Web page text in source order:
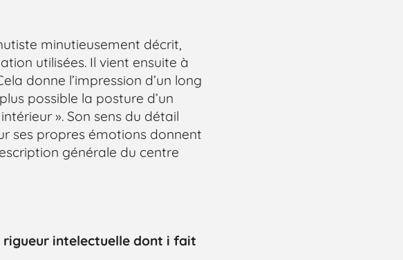
minutieusement décrit,
utilisées. Il vient ensuite à
donne l’impression d’un long
possible la posture d’un
». Son sens du détail
ses propres émotions donnent
générale du centre
rigueur intelectuelle dont i fait